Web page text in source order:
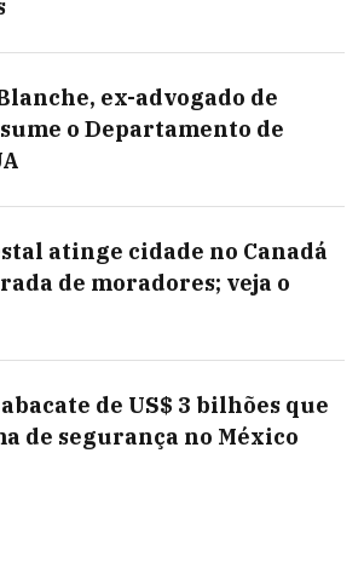
ex-advogado de
o Departamento de
atinge cidade no Canadá
de moradores; veja o
de US$ 3 bilhões que
de segurança no México